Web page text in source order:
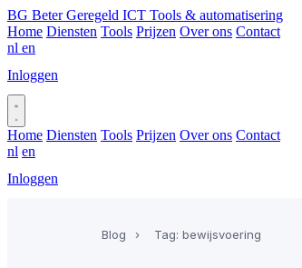
BG Beter Geregeld ICT Tools & automatisering
Home Diensten Tools Prijzen Over ons Contact
nl en
Inloggen
Home Diensten Tools Prijzen Over ons Contact
nl en
Inloggen
Blog › Tag: bewijsvoering